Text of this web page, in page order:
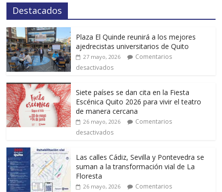
Destacados
Plaza El Quinde reunirá a los mejores
ajedrecistas universitarios de Quito
27 mayo, 2026
Comentarios
desactivados
Siete países se dan cita en la Fiesta
Escénica Quito 2026 para vivir el teatro
de manera cercana
26 mayo, 2026
Comentarios
desactivados
Las calles Cádiz, Sevilla y Pontevedra se
suman a la transformación vial de La
Floresta
26 mayo, 2026
Comentarios